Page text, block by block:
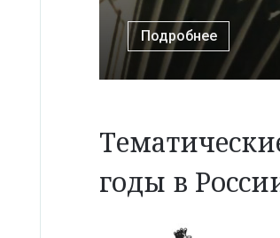
Подробнее
годы в